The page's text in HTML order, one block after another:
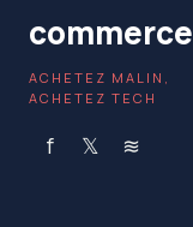
commerce
ACHETEZ MALIN,
ACHETEZ TECH
f 𝕏 ≋